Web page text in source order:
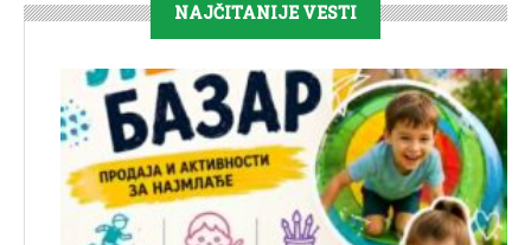
NAJČITANIJE VESTI